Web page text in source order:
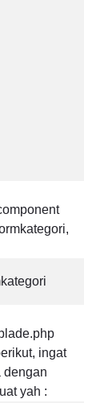
ingat
dengan
yah :